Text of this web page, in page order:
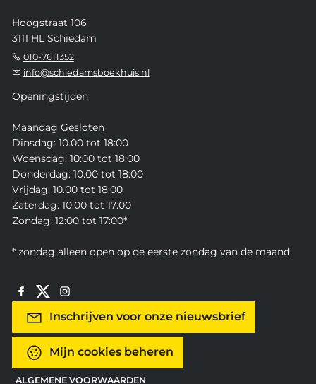
Hoogstraat 106
3111 HL Schiedam
010-7611352
info@schiedamsboekhuis.nl
Openingstijden
Maandag Gesloten
Dinsdag: 10.00 tot 18:00
Woensdag: 10:00 tot 18:00
Donderdag: 10.00 tot 18:00
Vrijdag: 10.00 tot 18:00
Zaterdag: 10.00 tot 17:00
Zondag: 12:00 tot 17:00*
* zondag alleen open op de eerste zondag van de maand
Inschrijven voor onze nieuwsbrief
Mijn cookies beheren
ALGEMENE VOORWAARDEN